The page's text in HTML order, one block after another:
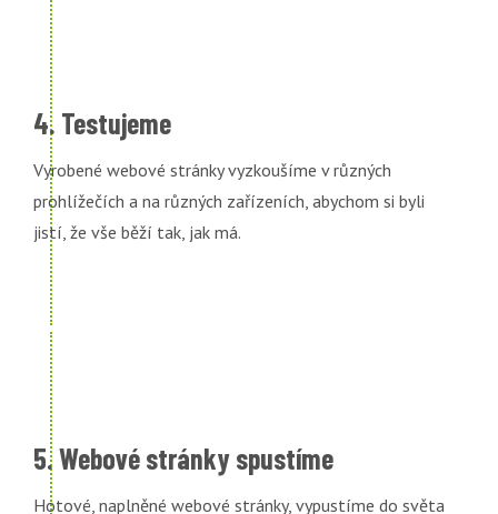
4. Testujeme
Vyrobené webové stránky vyzkoušíme v různých
prohlížečích a na různých zařízeních, abychom si byli
jistí, že vše běží tak, jak má.
5. Webové stránky spustíme
Hotové, naplněné webové stránky, vypustíme do světa